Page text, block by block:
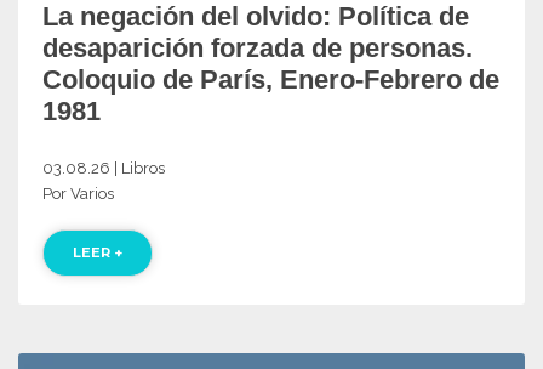
La negación del olvido: Política de
desaparición forzada de personas.
Coloquio de París, Enero-Febrero de
1981
03.08.26 | Libros
Por Varios
LEER +